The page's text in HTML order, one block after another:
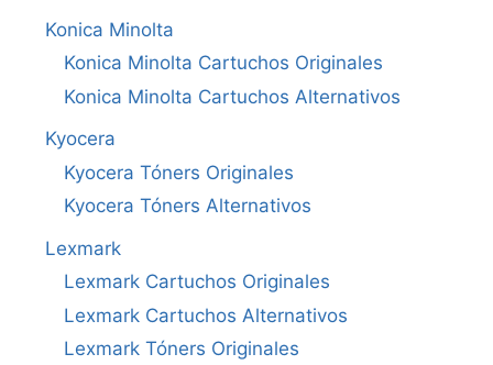
Konica Minolta
Konica Minolta Cartuchos Originales
Konica Minolta Cartuchos Alternativos
Kyocera
Kyocera Tóners Originales
Kyocera Tóners Alternativos
Lexmark
Lexmark Cartuchos Originales
Lexmark Cartuchos Alternativos
Lexmark Tóners Originales